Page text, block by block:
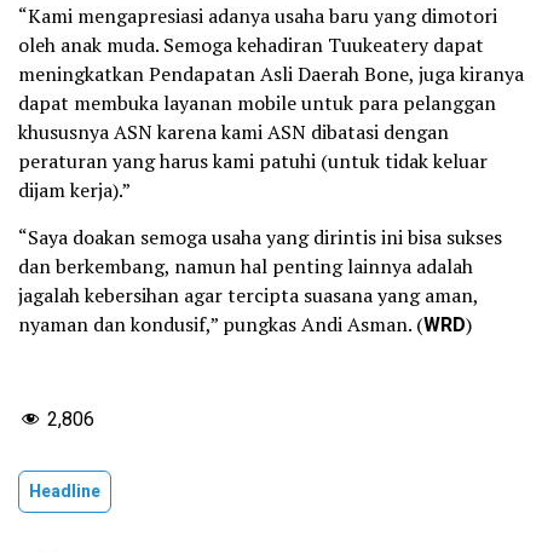
“Kami mengapresiasi adanya usaha baru yang dimotori
oleh anak muda. Semoga kehadiran Tuukeatery dapat
meningkatkan Pendapatan Asli Daerah Bone, juga kiranya
dapat membuka layanan mobile untuk para pelanggan
khususnya ASN karena kami ASN dibatasi dengan
peraturan yang harus kami patuhi (untuk tidak keluar
dijam kerja).”
“Saya doakan semoga usaha yang dirintis ini bisa sukses
dan berkembang, namun hal penting lainnya adalah
jagalah kebersihan agar tercipta suasana yang aman,
nyaman dan kondusif,” pungkas Andi Asman. (WRD)
2,806
Headline